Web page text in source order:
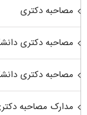
مصاحبه دکتری
مصاحبه دکتری
مصاحبه دکتری
مدارک مصاحبه